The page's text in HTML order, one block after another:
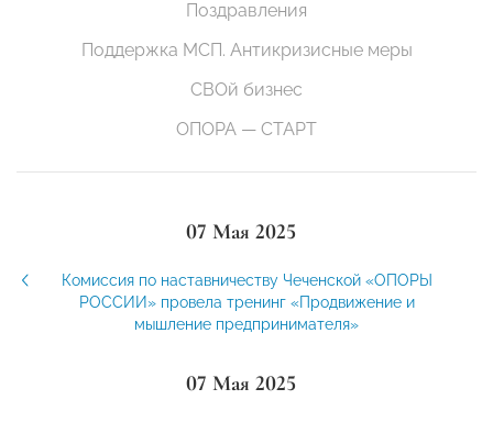
Поздравления
Поддержка МСП. Антикризисные меры
СВОй бизнес
ОПОРА — СТАРТ
07 Мая 2025
Комиссия по наставничеству Чеченской «ОПОРЫ
РОССИИ» провела тренинг «Продвижение и
мышление предпринимателя»
07 Мая 2025